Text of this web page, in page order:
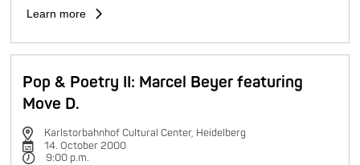
Learn more
Pop & Poetry II: Marcel Beyer featuring
Move D.
Karlstorbahnhof Cultural Center, Heidelberg
14. October 2000
9:00 p.m.